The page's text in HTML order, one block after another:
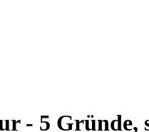
- 5 Gründe,